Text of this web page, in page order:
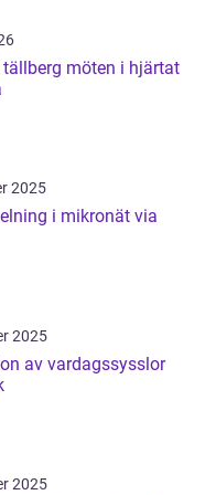
i hjärtat
2025
i mikronät via
2025
av vardagssysslor
2025